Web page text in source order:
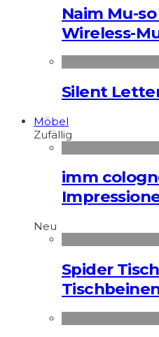
Naim Mu-
Wireless-
Silent
Möbel
Zufällig
imm
Neu
Spider